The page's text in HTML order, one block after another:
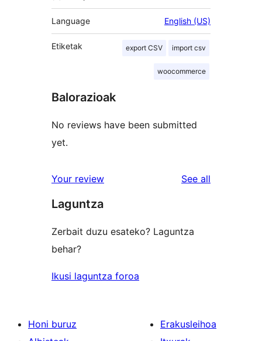
Language English (US)
Etiketak export CSV import csv
woocommerce
Balorazioak
No reviews have been submitted
yet.
Your review See all
Laguntza
Zerbait duzu esateko? Laguntza
behar?
Ikusi laguntza foroa
Honi buruz
Erakusleihoa